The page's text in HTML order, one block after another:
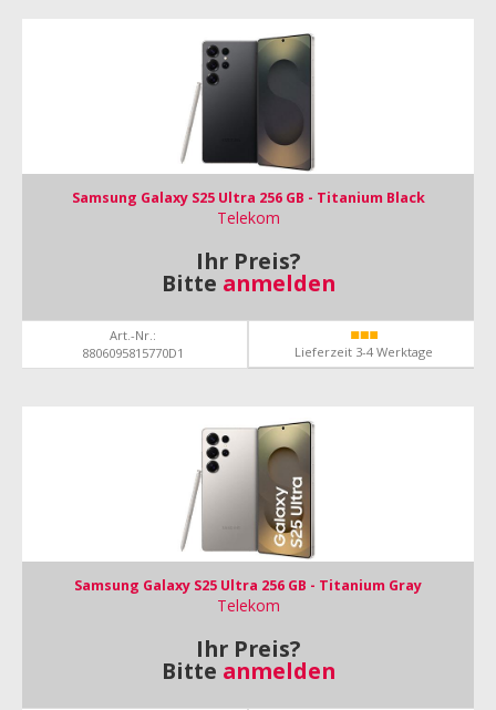
Samsung Galaxy S25 Ultra 256 GB - Titanium Black
Telekom
Ihr Preis?
Bitte anmelden
Art.-Nr.:
8806095815770D1
Lieferzeit 3-4 Werktage
Samsung Galaxy S25 Ultra 256 GB - Titanium Gray
Telekom
Ihr Preis?
Bitte anmelden